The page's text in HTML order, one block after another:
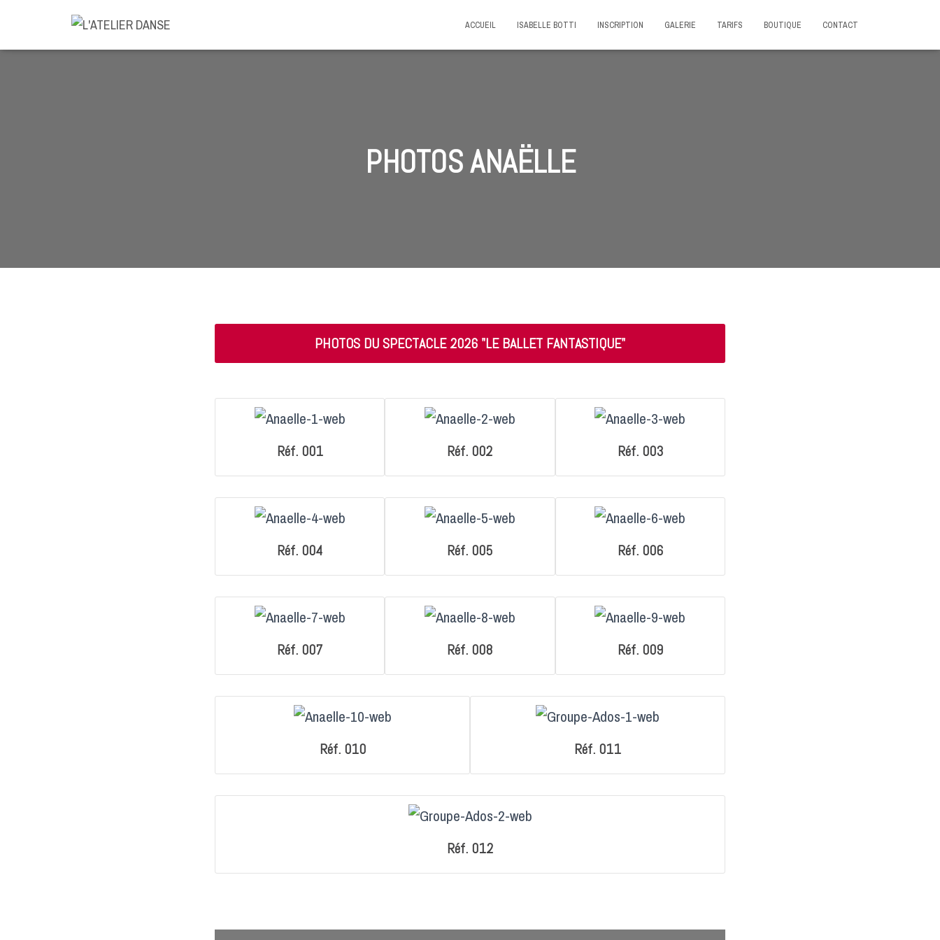
ACCUEIL ISABELLE BOTTI INSCRIPTION GALERIE TARIFS BOUTIQUE CONTACT
PHOTOS ANAËLLE
PHOTOS DU SPECTACLE 2026 "LE BALLET FANTASTIQUE"
Réf. 001 Réf. 002 Réf. 003
Réf. 004 Réf. 005 Réf. 006
Réf. 007 Réf. 008 Réf. 009
Réf. 010 Réf. 011
Réf. 012